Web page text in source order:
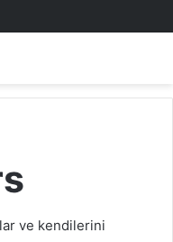
ve kendilerini